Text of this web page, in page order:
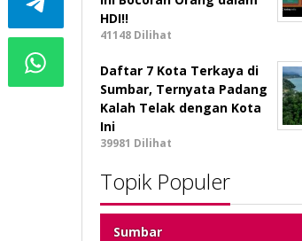
HDI!!
41148 Dilihat
Daftar 7 Kota Terkaya di
Sumbar, Ternyata Padang
Kalah Telak dengan Kota
Ini
39981 Dilihat
Topik Populer
Sumbar